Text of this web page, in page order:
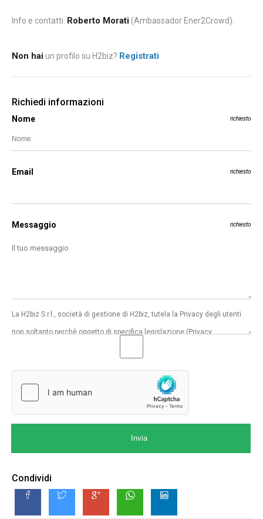
Info e contatti: Roberto Morati(Ambassador Ener2Crowd).
Non haiun profilo su H2biz? Registrati
Richiedi informazioni
Nome richiesto
Email richiesto
Messaggio richiesto
Invia
Condividi